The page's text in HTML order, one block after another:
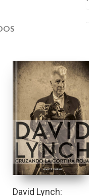
David Lynch: